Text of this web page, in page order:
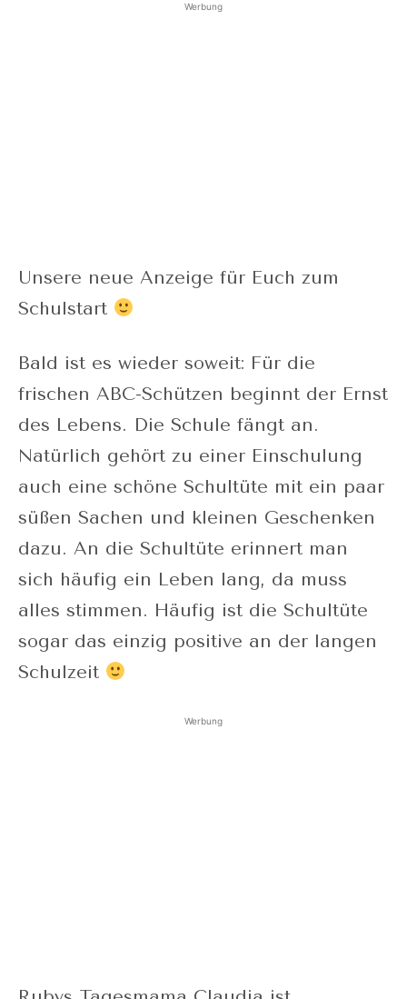
Werbung
Unsere neue Anzeige für Euch zum
Schulstart
Bald ist es wieder soweit: Für die
frischen ABC-Schützen beginnt der Ernst
des Lebens. Die Schule fängt an.
Natürlich gehört zu einer Einschulung
auch eine schöne Schultüte mit ein paar
süßen Sachen und kleinen Geschenken
dazu. An die Schultüte erinnert man
sich häufig ein Leben lang, da muss
alles stimmen. Häufig ist die Schultüte
sogar das einzig positive an der langen
Schulzeit
Werbung